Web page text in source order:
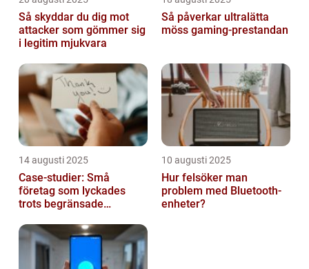
Så skyddar du dig mot
attacker som gömmer sig
i legitim mjukvara
Så påverkar ultralätta
möss gaming-prestandan
14 augusti 2025
Case-studier: Små
företag som lyckades
trots begränsade
10 augusti 2025
Hur felsöker man
problem med Bluetooth-
enheter?